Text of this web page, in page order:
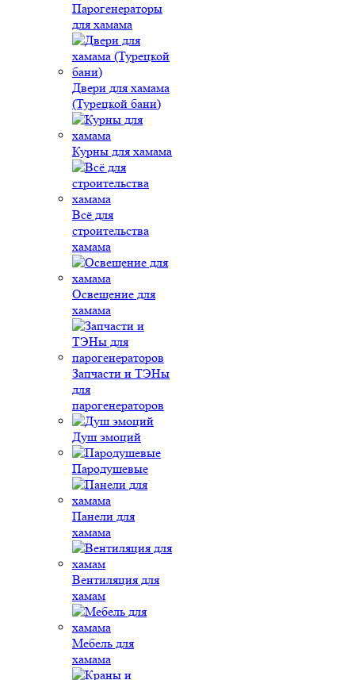
Парогенераторы
для хамама
Двери для хамама
(Турецкой бани)
Курны для хамама
Всё для
строительства
хамама
Освещение для
хамама
Запчасти и ТЭНы
для
парогенераторов
Душ эмоций
Пародушевые
Панели для
хамама
Вентиляция для
хамам
Мебель для
хамама